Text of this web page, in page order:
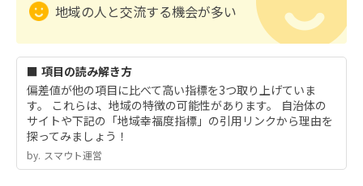
地域の人と交流する機会が多い
■ 項目の読み解き方
偏差値が他の項目に比べて高い指標を3つ取り上げていま
す。 これらは、地域の特徴の可能性があります。 自治体の
サイトや下記の「地域幸福度指標」の引用リンクから理由を
探ってみましょう！
by.︎ スマウト運営